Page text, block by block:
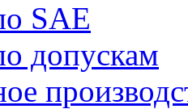
SAE
допускам